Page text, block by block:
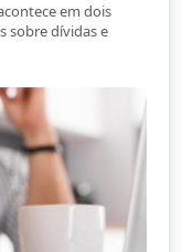
em dois
sobre dívidas e